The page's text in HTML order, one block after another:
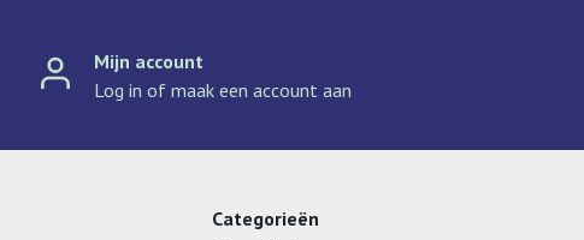
Mijn account
Log in of maak een account aan
Categorieën